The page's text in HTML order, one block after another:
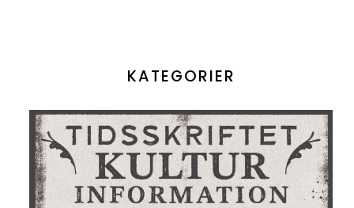
KATEGORIER